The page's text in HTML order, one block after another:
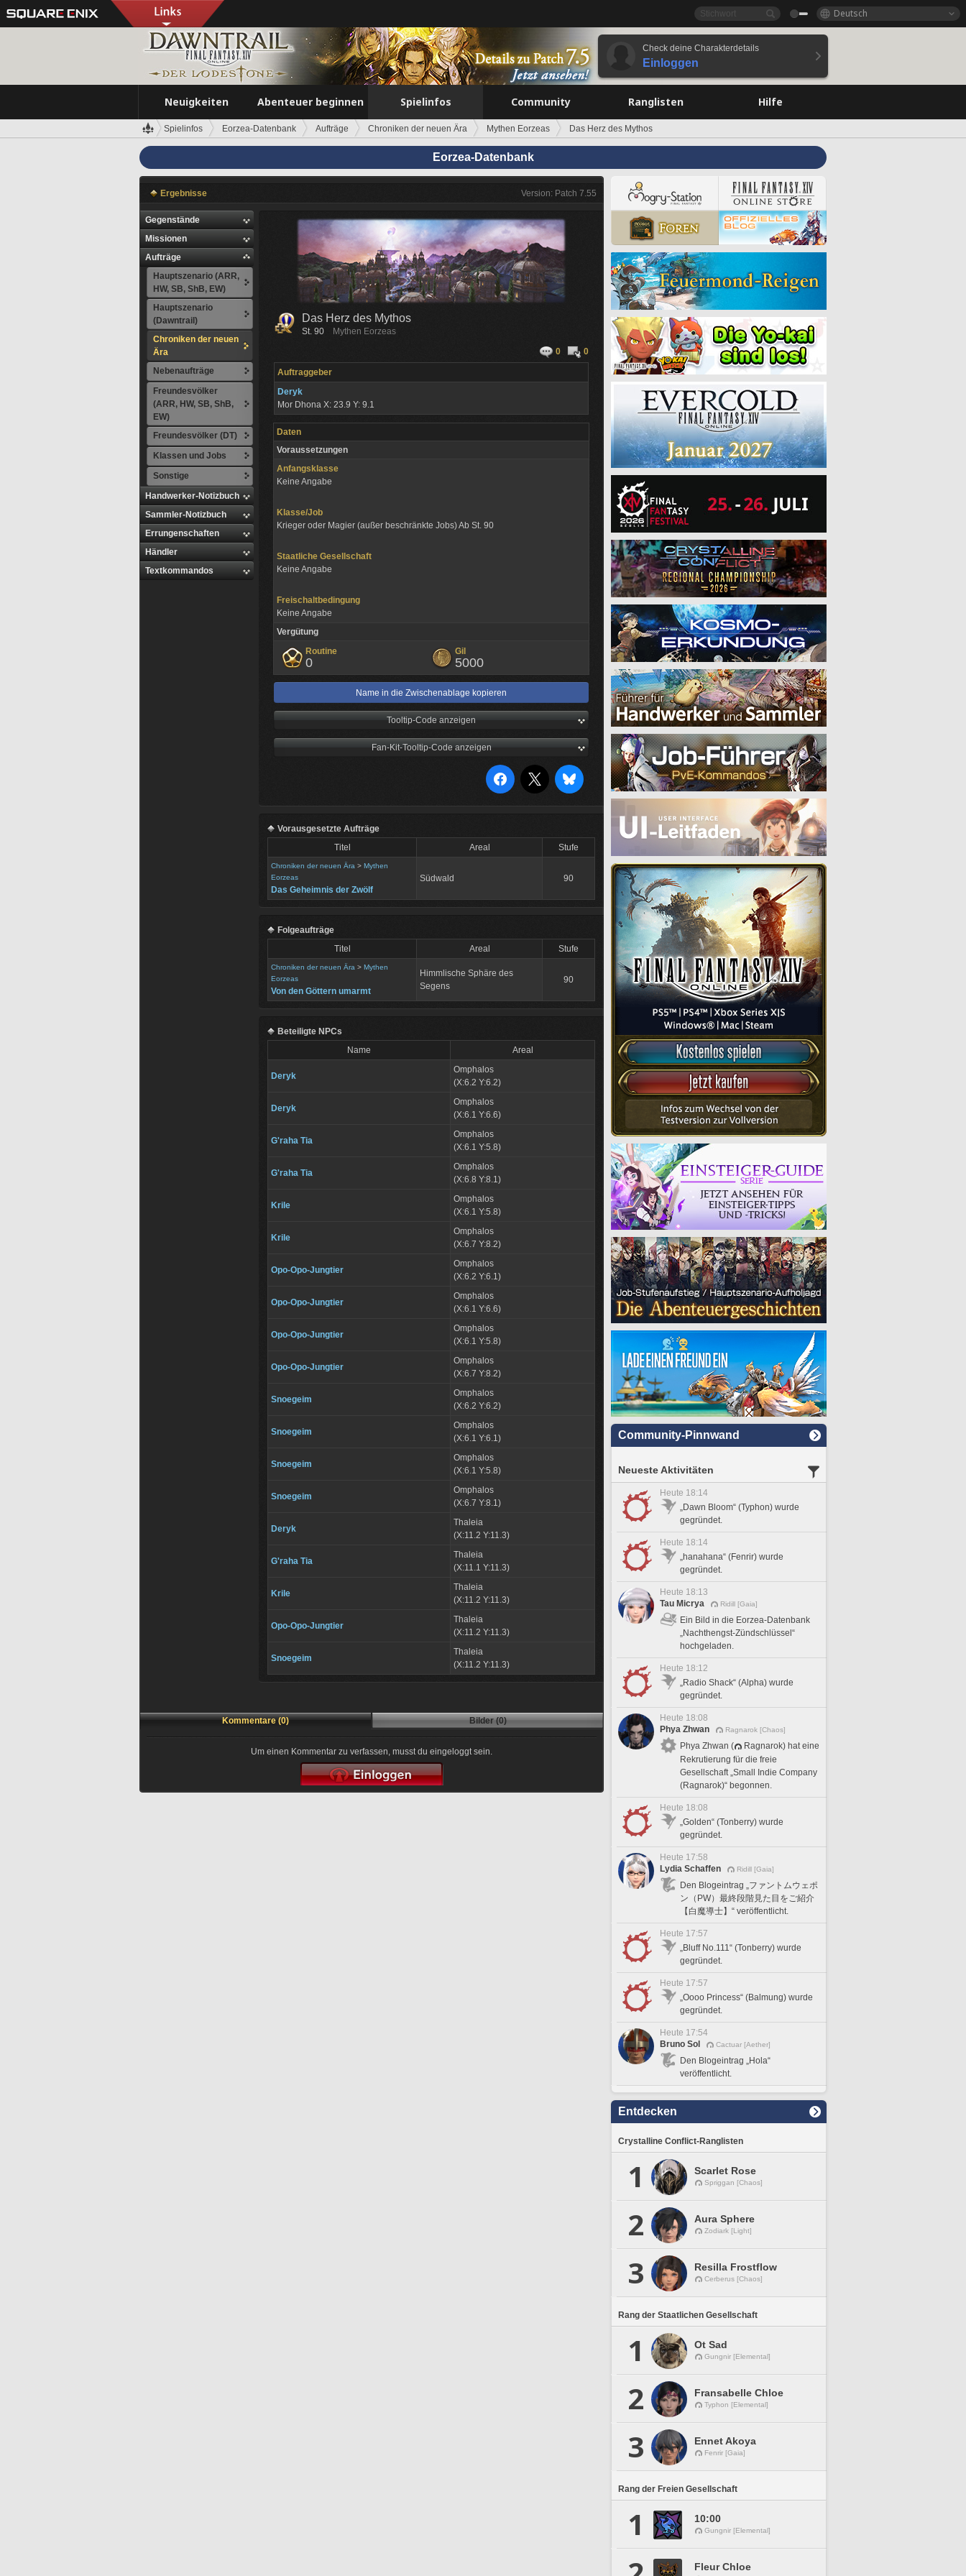
Deutsch
Check deine Charakterdetails
Einloggen
Neuigkeiten Abenteuer beginnen Spielinfos Community Ranglisten Hilfe
Spielinfos Eorzea-Datenbank Aufträge Chroniken der neuen Ära Mythen Eorzeas Das Herz des Mythos
Eorzea-Datenbank
Ergebnisse Version: Patch 7.55
Gegenstände
Missionen
Aufträge
Hauptszenario (ARR,
HW, SB, ShB, EW)
Hauptszenario
(Dawntrail)
Chroniken der neuen
Ära
Nebenaufträge
Freundesvölker
(ARR, HW, SB, ShB,
EW)
Freundesvölker (DT)
Klassen und Jobs
Sonstige
Handwerker-Notizbuch
Sammler-Notizbuch
Errungenschaften
Händler
Textkommandos
Das Herz des Mythos
St. 90
Mythen Eorzeas
0
0
Auftraggeber
Deryk
Mor Dhona X: 23.9 Y: 9.1
Daten
Voraussetzungen
Anfangsklasse
Keine Angabe
Klasse/Job
Krieger oder Magier (außer beschränkte Jobs) Ab St. 90
Staatliche Gesellschaft
Keine Angabe
Freischaltbedingung
Keine Angabe
Vergütung
Routine
0
Gil
5000
Name in die Zwischenablage kopieren
Tooltip-Code anzeigen
Fan-Kit-Tooltip-Code anzeigen
Vorausgesetzte Aufträge
Titel
Areal Stufe
Chroniken der neuen Ära > Mythen
Eorzeas
Das Geheimnis der Zwölf
Südwald 90
Folgeaufträge
Titel
Areal Stufe
Chroniken der neuen Ära > Mythen
Eorzeas
Von den Göttern umarmt
Himmlische Sphäre des
Segens
90
Beteiligte NPCs
Name
Areal
Deryk
Omphalos
(X:6.2 Y:6.2)
Deryk
Omphalos
(X:6.1 Y:6.6)
G'raha Tia
Omphalos
(X:6.1 Y:5.8)
G'raha Tia
Omphalos
(X:6.8 Y:8.1)
Krile
Omphalos
(X:6.1 Y:5.8)
Krile
Omphalos
(X:6.7 Y:8.2)
Opo-Opo-Jungtier
Omphalos
(X:6.2 Y:6.1)
Opo-Opo-Jungtier
Omphalos
(X:6.1 Y:6.6)
Opo-Opo-Jungtier
Omphalos
(X:6.1 Y:5.8)
Opo-Opo-Jungtier
Omphalos
(X:6.7 Y:8.2)
Snoegeim
Omphalos
(X:6.2 Y:6.2)
Snoegeim
Omphalos
(X:6.1 Y:6.1)
Snoegeim
Omphalos
(X:6.1 Y:5.8)
Snoegeim
Omphalos
(X:6.7 Y:8.1)
Deryk
Thaleia
(X:11.2 Y:11.3)
G'raha Tia
Thaleia
(X:11.1 Y:11.3)
Krile
Thaleia
(X:11.2 Y:11.3)
Opo-Opo-Jungtier
Thaleia
(X:11.2 Y:11.3)
Snoegeim
Thaleia
(X:11.2 Y:11.3)
Kommentare (0) Bilder (0)
Um einen Kommentar zu verfassen, musst du eingeloggt sein.
Community-Pinnwand
Neueste Aktivitäten
Heute 18:14
„Dawn Bloom“ (Typhon) wurde
gegründet.
Heute 18:14
„hanahana“ (Fenrir) wurde
gegründet.
Heute 18:13
Tau Micrya
Ridill [Gaia]
Ein Bild in die Eorzea-Datenbank
„Nachthengst-Zündschlüssel“
hochgeladen.
Heute 18:12
„Radio Shack“ (Alpha) wurde
gegründet.
Heute 18:08
Phya Zhwan
Ragnarok [Chaos]
Phya Zhwan (
Ragnarok) hat eine
Rekrutierung für die freie
Gesellschaft „Small Indie Company
(Ragnarok)“ begonnen.
Heute 18:08
„Golden“ (Tonberry) wurde
gegründet.
Heute 17:58
Lydia Schaffen
Ridill [Gaia]
Den Blogeintrag „ファントムウェポ
ン（PW）最終段階見た目をご紹介
【白魔導士】“ veröffentlicht.
Heute 17:57
„Bluff No.111“ (Tonberry) wurde
gegründet.
Heute 17:57
„Oooo Princess“ (Balmung) wurde
gegründet.
Heute 17:54
Bruno Sol
Cactuar [Aether]
Den Blogeintrag „Hola“
veröffentlicht.
Entdecken
Crystalline Conflict-Ranglisten
1 Scarlet Rose
Spriggan [Chaos]
2 Aura Sphere
Zodiark [Light]
3 Resilla Frostflow
Cerberus [Chaos]
Rang der Staatlichen Gesellschaft
1 Ot Sad
Gungnir [Elemental]
2 Fransabelle Chloe
Typhon [Elemental]
3 Ennet Akoya
Fenrir [Gaia]
Rang der Freien Gesellschaft
1 10:00
Gungnir [Elemental]
Fleur Chloe